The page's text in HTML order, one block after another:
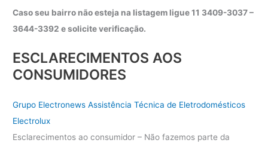
Caso seu bairro não esteja na listagem ligue 11 3409-3037 –
3644-3392 e solicite verificação.
ESCLARECIMENTOS AOS
CONSUMIDORES
Grupo Electronews Assistência Técnica de Eletrodomésticos
Electrolux
Esclarecimentos ao consumidor – Não fazemos parte da